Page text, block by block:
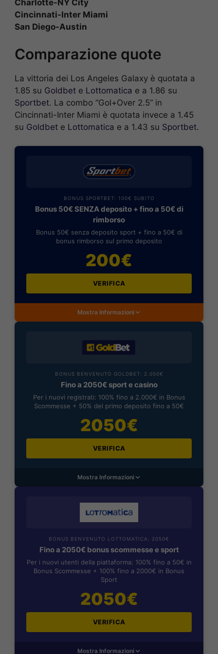
Charlotte-NY City
Cincinnati-Inter Miami
San Diego-Austin
Comparazione quote
La vittoria dei Los Angeles Galaxy è quotata a
1.85 su Goldbet e Lottomatica e a 1.86 su
Sportbet. La combo “Gol+Over 2.5” in
Cincinnati-Inter Miami è quotata invece a 1.45
su Goldbet e Lottomatica e a 1.43 su Sportbet.
BONUS SPORTBET: 100€ SUBITO
Bonus 50€ SENZA deposito + fino a 50€ di
rimborso
Bonus 50€ senza deposito sport + fino a 50€ di
bonus rimborso sul primo deposito
200€
VERIFICA
Mostra Informazioni
BONUS BENVENUTO GOLDBET: 2.050€
Fino a 2050€ sport e casino
Per i nuovi registrati: 100% fino a 2.000€ in Bonus
Scommesse + 50% del primo deposito fino a 50€
2050€
VERIFICA
Mostra Informazioni
BONUS BENVENUTO LOTTOMATICA: 2050€
Fino a 2050€ bonus scommesse e sport
Per i nuovi utenti della piattaforma: 100% fino a 50€ in
Bonus Scommesse + 100% fino a 2000€ in Bonus
Sport
2050€
VERIFICA
Mostra Informazioni